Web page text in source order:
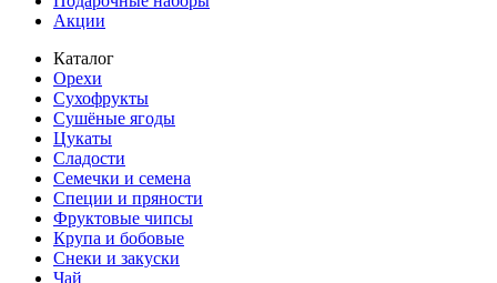
Акции
Каталог
Орехи
Сухофрукты
Сушёные ягоды
Цукаты
Сладости
Семечки и семена
Специи и пряности
Фруктовые чипсы
Крупа и бобовые
Снеки и закуски
Чай